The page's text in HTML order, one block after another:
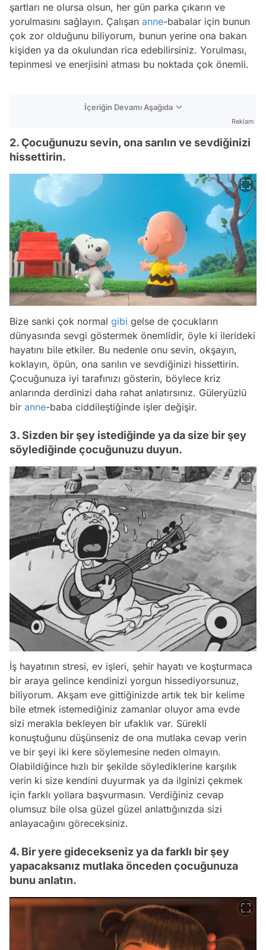
şartları ne olursa olsun, her gün parka çıkarın ve
yorulmasını sağlayın. Çalışan anne-babalar için bunun
çok zor olduğunu biliyorum, bunun yerine ona bakan
kişiden ya da okulundan rica edebilirsiniz. Yorulması,
tepinmesi ve enerjisini atması bu noktada çok önemli.
İçeriğin Devamı Aşağıda
Reklam
2. Çocuğunuzu sevin, ona sarılın ve sevdiğinizi
hissettirin.
Bize sanki çok normal gibi gelse de çocukların
dünyasında sevgi göstermek önemlidir, öyle ki ilerideki
hayatını bile etkiler. Bu nedenle onu sevin, okşayın,
koklayın, öpün, ona sarılın ve sevdiğinizi hissettirin.
Çocuğunuza iyi tarafınızı gösterin, böylece kriz
anlarında derdinizi daha rahat anlatırsınız. Güleryüzlü
bir anne-baba ciddileştiğinde işler değişir.
3. Sizden bir şey istediğinde ya da size bir şey
söylediğinde çocuğunuzu duyun.
İş hayatının stresi, ev işleri, şehir hayatı ve koşturmaca
bir araya gelince kendinizi yorgun hissediyorsunuz,
biliyorum. Akşam eve gittiğinizde artık tek bir kelime
bile etmek istemediğiniz zamanlar oluyor ama evde
sizi merakla bekleyen bir ufaklık var. Sürekli
konuştuğunu düşünseniz de ona mutlaka cevap verin
ve bir şeyi iki kere söylemesine neden olmayın.
Olabildiğince hızlı bir şekilde söylediklerine karşılık
verin ki size kendini duyurmak ya da ilginizi çekmek
için farklı yollara başvurmasın. Verdiğiniz cevap
olumsuz bile olsa güzel güzel anlattığınızda sizi
anlayacağını göreceksiniz.
4. Bir yere gidecekseniz ya da farklı bir şey
yapacaksanız mutlaka önceden çocuğunuza
bunu anlatın.